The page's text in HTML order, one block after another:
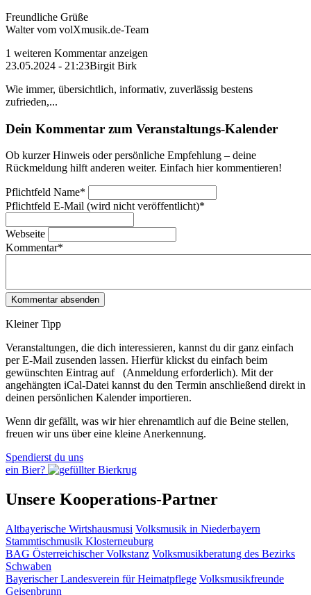
Freundliche Grüße
Walter vom volXmusik.de-Team
1 weiteren Kommentar anzeigen
23.05.2024 - 21:23Birgit Birk
Wie immer, übersichtlich, informativ, zuverlässig bestens
zufrieden,...
Dein Kommentar zum Veranstaltungs-Kalender
Ob kurzer Hinweis oder persönliche Empfehlung – deine
Rückmeldung hilft anderen weiter. Einfach hier kommentieren!
Pflichtfeld Name*
Pflichtfeld E-Mail (wird nicht veröffentlicht)*
Webseite
Kommentar*
Kleiner Tipp
Veranstaltungen, die dich interessieren, kannst du dir ganz einfach
per E‑Mail zusenden lassen. Hierfür klickst du einfach beim
gewünschten Eintrag auf
(Anmeldung erforderlich). Mit der
angehängten iCal-Datei kannst du den Termin anschließend direkt in
deinen persönlichen Kalender importieren.
Wenn dir gefällt, was wir hier ehrenamtlich auf die Beine stellen,
freuen wir uns über eine kleine Anerkennung.
Spendierst du uns
ein Bier?
Unsere Kooperations-Partner
Altbayerische Wirtshausmusi Volksmusik in Niederbayern
Stammtischmusik Klosterneuburg
BAG Österreichischer Volkstanz Volksmusikberatung des Bezirks
Schwaben
Bayerischer Landesverein für Heimatpflege Volksmusikfreunde
Geisenbrunn